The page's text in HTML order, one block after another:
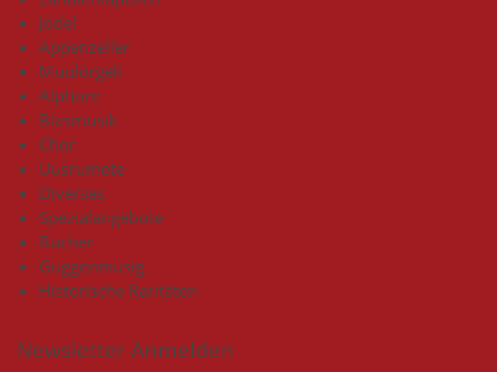
Jodel
Appenzeller
Muulörgeli
Alphorn
Blasmusik
Chor
Uusrumete
Diverses
Spezialangebote
Bücher
Guggenmusig
Historische Raritäten
Newsletter Anmelden